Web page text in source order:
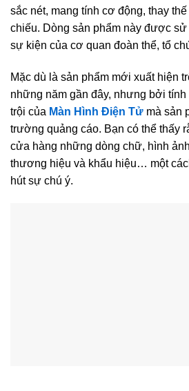
sắc nét, mang tính cơ động, thay
chiếu. Dòng sản phẩm này được
sự kiện của cơ quan đoàn thể, tổ
Mặc dù là sản phẩm mới xuất hiện
những năm gần đây, nhưng bởi
trội của Màn Hình Điện Tử mà sản
trường quảng cáo. Bạn có thể thấy
cửa hàng những dòng chữ, hình
thương hiệu và khẩu hiệu… một
hút sự chú ý.